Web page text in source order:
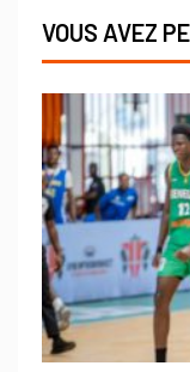
VOUS AVEZ